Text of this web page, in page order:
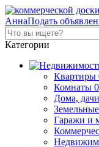
АннаПодать
Категории
Квартиры
Комнаты 0
Дома,
Гаражи и